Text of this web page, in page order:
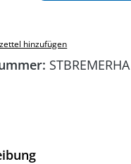
hinzufügen